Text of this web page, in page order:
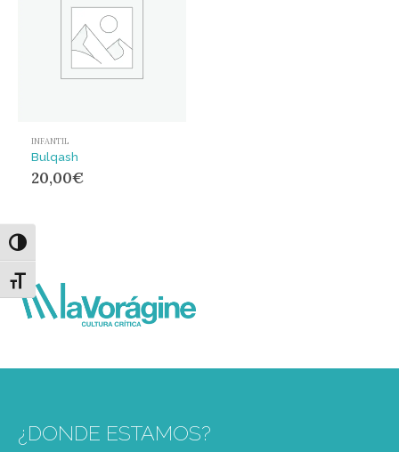
Alternar alto contraste
Alternar tamaño de letra
INFANTIL
Bulqash
20,00€
¿DONDE ESTAMOS?